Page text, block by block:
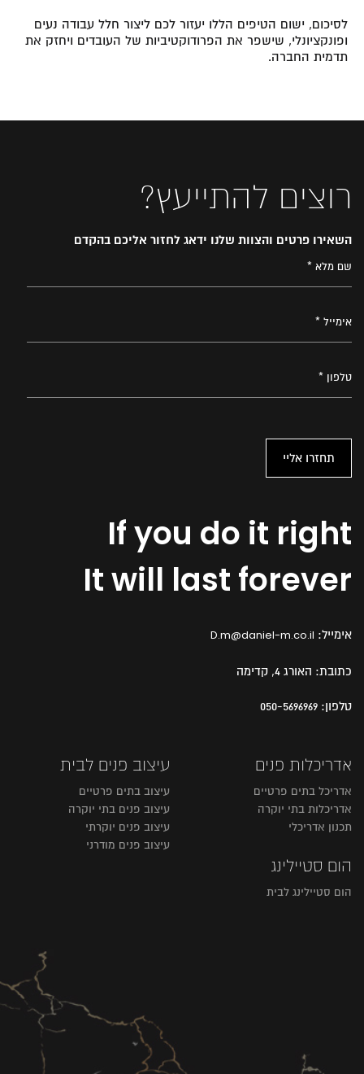
לסיכום, ישום הטיפים הללו יעזור לכם ליצור חלל עבודה נעים
ופונקציונלי, שישפר את הפרודוקטיביות של העובדים ויחזק את
תדמית החברה.
If you do it right
It will last forever
אימייל: D.m@daniel-m.co.il
כתובת: האורג 4, קדימה
טלפון: 050-5696969
רוצים להתייעץ?
השאירו פרטים והצוות שלנו ידאג לחזור אליכם בהקדם
אדריכלות פנים
אדריכל בתים פרטיים
אדריכלות בתי יוקרה
תכנון אדריכלי
עיצוב פנים לבית
עיצוב בתים פרטיים
עיצוב פנים בתי יוקרה
עיצוב פנים יוקרתי
עיצוב פנים מודרני
הום סטיילינג
הום סטיילינג לבית